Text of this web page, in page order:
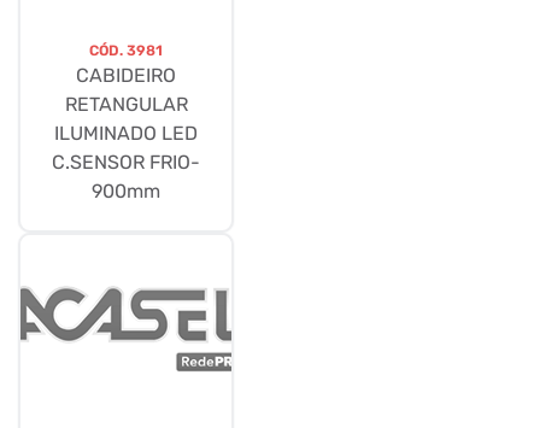
CÓD. 3981
CABIDEIRO
RETANGULAR
ILUMINADO LED
C.SENSOR FRIO-
900mm